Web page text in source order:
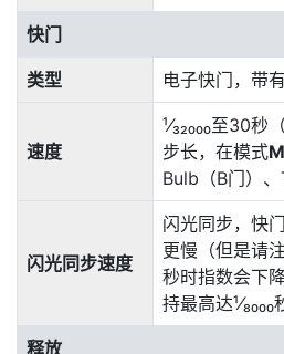
快门
类型 电子快门，带
速度
¹⁄₃₂₀₀₀至30秒
步长，在模式M
Bulb（B门）、
闪光同步速度
闪光同步，快门
更慢（但是请
秒时指数会下
持最高达
释放